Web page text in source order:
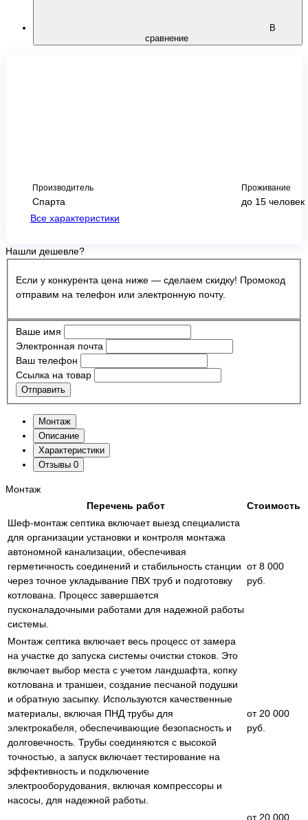
В
сравнение
Производитель
Спарта
Проживание
до 15 человек
Все характеристики
Нашли дешевле?
Если у конкурента цена ниже — сделаем скидку! Промокод
отправим на телефон или электронную почту.
Ваше имя
Электронная почта
Ваш телефон
Ссылка на товар
Отправить
Монтаж
Описание
Характеристики
Отзывы 0
Монтаж
Перечень работ
Стоимость
Шеф-монтаж септика включает выезд специалиста
для организации установки и контроля монтажа
автономной канализации, обеспечивая
герметичность соединений и стабильность станции
через точное укладывание ПВХ труб и подготовку
котлована. Процесс завершается
пусконаладочными работами для надежной работы
системы.
от 8 000
руб.
Монтаж септика включает весь процесс от замера
на участке до запуска системы очистки стоков. Это
включает выбор места с учетом ландшафта, копку
котлована и траншеи, создание песчаной подушки
и обратную засыпку. Используются качественные
материалы, включая ПНД трубы для
электрокабеля, обеспечивающие безопасность и
долговечность. Трубы соединяются с высокой
точностью, а запуск включает тестирование на
эффективность и подключение
электрооборудования, включая компрессоры и
насосы, для надежной работы.
от 20 000
руб.
от 20 000